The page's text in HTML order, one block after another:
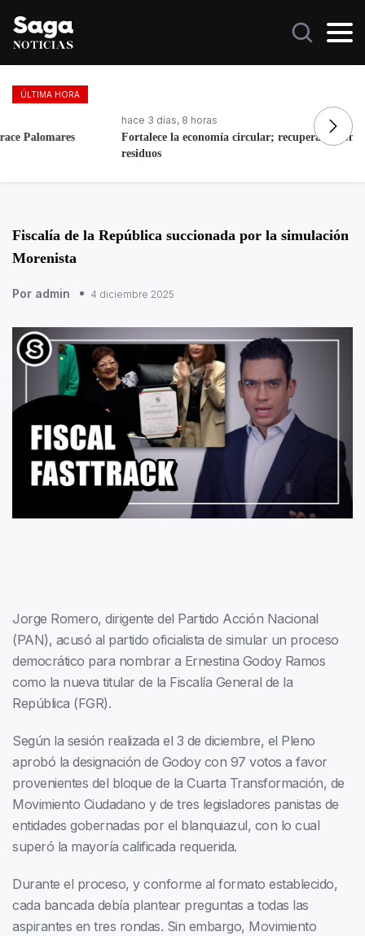
ÚLTIMA HORA
Fortalece la economía circular; recupera 30 toneladas de
Fiscalía de la República succionada por la simulación
Morenista
Por admin 4 diciembre 2025
Jorge Romero, dirigente del Partido Acción Nacional
(PAN), acusó al partido oficialista de simular un proceso
democrático para nombrar a Ernestina Godoy Ramos
como la nueva titular de la Fiscalía General de la
República (FGR).
Según la sesión realizada el 3 de diciembre, el Pleno
aprobó la designación de Godoy con 97 votos a favor
provenientes del bloque de la Cuarta Transformación, de
Movimiento Ciudadano y de tres legisladores panistas de
entidades gobernadas por el blanquiazul, con lo cual
superó la mayoría calificada requerida.
Durante el proceso, y conforme al formato establecido,
cada bancada debía plantear preguntas a todas las
aspirantes en tres rondas. Sin embargo, Movimiento